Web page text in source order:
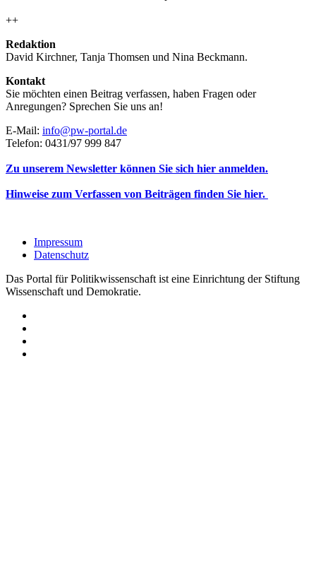
++
Redaktion
David Kirchner, Tanja Thomsen und Nina Beckmann.
Kontakt
Sie möchten einen Beitrag verfassen, haben Fragen oder
Anregungen? Sprechen Sie uns an!
E-Mail: info@pw-portal.de
Telefon: 0431/97 999 847
Zu unserem Newsletter können Sie sich hier anmelden.
Hinweise zum Verfassen von Beiträgen finden Sie hier.
Impressum
Datenschutz
Das Portal für Politikwissenschaft ist eine Einrichtung der Stiftung
Wissenschaft und Demokratie.